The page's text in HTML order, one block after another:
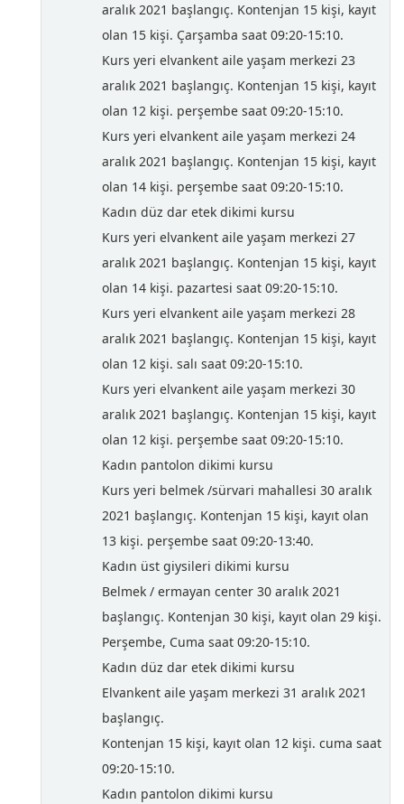
aralık 2021 başlangıç. Kontenjan 15 kişi, kayıt
olan 15 kişi. Çarşamba saat 09:20-15:10.
Kurs yeri elvankent aile yaşam merkezi 23
aralık 2021 başlangıç. Kontenjan 15 kişi, kayıt
olan 12 kişi. perşembe saat 09:20-15:10.
Kurs yeri elvankent aile yaşam merkezi 24
aralık 2021 başlangıç. Kontenjan 15 kişi, kayıt
olan 14 kişi. perşembe saat 09:20-15:10.
Kadın düz dar etek dikimi kursu
Kurs yeri elvankent aile yaşam merkezi 27
aralık 2021 başlangıç. Kontenjan 15 kişi, kayıt
olan 14 kişi. pazartesi saat 09:20-15:10.
Kurs yeri elvankent aile yaşam merkezi 28
aralık 2021 başlangıç. Kontenjan 15 kişi, kayıt
olan 12 kişi. salı saat 09:20-15:10.
Kurs yeri elvankent aile yaşam merkezi 30
aralık 2021 başlangıç. Kontenjan 15 kişi, kayıt
olan 12 kişi. perşembe saat 09:20-15:10.
Kadın pantolon dikimi kursu
Kurs yeri belmek /sürvari mahallesi 30 aralık
2021 başlangıç. Kontenjan 15 kişi, kayıt olan
13 kişi. perşembe saat 09:20-13:40.
Kadın üst giysileri dikimi kursu
Belmek / ermayan center 30 aralık 2021
başlangıç. Kontenjan 30 kişi, kayıt olan 29 kişi.
Perşembe, Cuma saat 09:20-15:10.
Kadın düz dar etek dikimi kursu
Elvankent aile yaşam merkezi 31 aralık 2021
başlangıç.
Kontenjan 15 kişi, kayıt olan 12 kişi. cuma saat
09:20-15:10.
Kadın pantolon dikimi kursu